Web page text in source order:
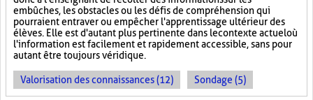
embûches, les obstacles ou les défis de compréhension qui
pourraient entraver ou empêcher l'apprentissage ultérieur des
élèves. Elle est d'autant plus pertinente dans le contexte actuel où
l'information est facilement et rapidement accessible, sans pour
autant être toujours véridique.
Valorisation des connaissances (12) Sondage (5)